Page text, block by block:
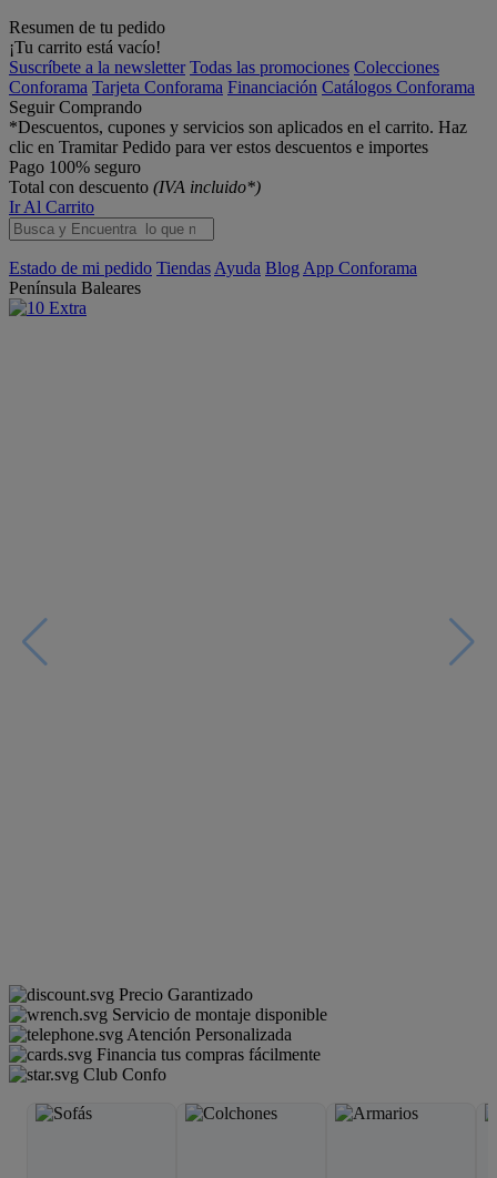
Resumen de tu pedido
¡Tu carrito está vacío!
Suscríbete a la newsletter Todas las promociones Colecciones
Conforama Tarjeta Conforama Financiación Catálogos Conforama
Seguir Comprando
*Descuentos, cupones y servicios son aplicados en el carrito. Haz
clic en Tramitar Pedido para ver estos descuentos e importes
Pago 100% seguro
Total con descuento (IVA incluido*)
Ir Al Carrito
Estado de mi pedido Tiendas Ayuda Blog App Conforama
Península Baleares
Precio Garantizado
Servicio de montaje disponible
Atención Personalizada
Financia tus compras fácilmente
Club Confo